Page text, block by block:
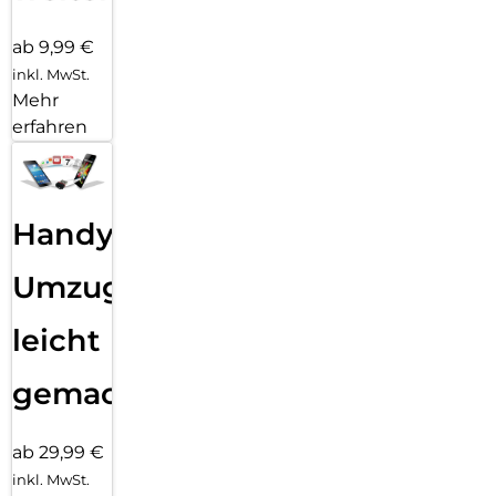
ab 9,99 €
inkl. MwSt.
Mehr
erfahren
Handy
Umzug
leicht
gemacht!
ab 29,99 €
inkl. MwSt.